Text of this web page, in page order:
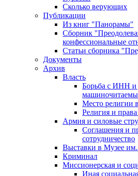
Сколько верующих
Публикации
Из книг "Панорамы"
Сборник
конфессиональные
Статьи сборника
Документы
Архив
Власть
Борьба с ИНН и
Место религии
Религия и
Армия и силовые
Соглашения и
сотрудничество
Выставки в Музее
Криминал
Миссионерская и
Иная